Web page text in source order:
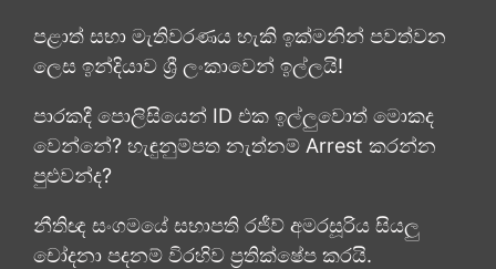
පළාත් සභා මැතිවරණය හැකි ඉක්මනින් පවත්වන
ලෙස ඉන්දියාව ශ්‍රී ලංකාවෙන් ඉල්ලයි!
පාරකදී පොලිසියෙන් ID එක ඉල්ලුවොත් මොකද
වෙන්නේ? හැඳුනුම්පත නැත්නම් Arrest කරන්න
පුළුවන්ද?
නීතිඥ සංගමයේ සභාපති රජීව් අමරසූරිය සියලු
චෝදනා පදනම් විරහිව ප්‍රතික්ෂේප කරයි.